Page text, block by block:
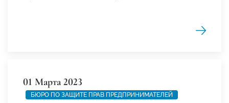
01 Марта 2023
БЮРО ПО ЗАЩИТЕ ПРАВ ПРЕДПРИНИМАТЕЛЕЙ